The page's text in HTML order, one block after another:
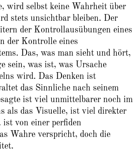
wird selbst keine Wahrheit über
stets unsichtbar bleiben. Der
der Kontrollausübungen eines
der Kontrolle eines
Das, was man sieht und hört,
sein, was ist, was Ursache
wird. Das Denken ist
das Sinnliche nach seinem
ist viel unmittelbarer noch im
als das Visuelle, ist viel direkter
von einer perfiden
Wahre verspricht, doch die